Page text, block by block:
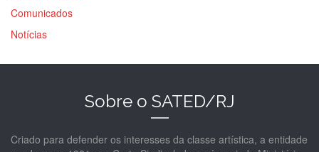
Comunicados
Notícias
Sobre o SATED/RJ
Criado para defender os interesses da classe artística, a entidade